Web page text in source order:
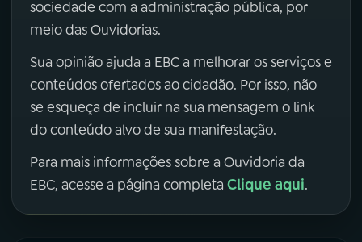
sociedade com a administração pública, por
meio das Ouvidorias.
Sua opinião ajuda a EBC a melhorar os serviços e
conteúdos ofertados ao cidadão. Por isso, não
se esqueça de incluir na sua mensagem o link
do conteúdo alvo de sua manifestação.
Para mais informações sobre a Ouvidoria da
EBC, acesse a página completa Clique aqui.